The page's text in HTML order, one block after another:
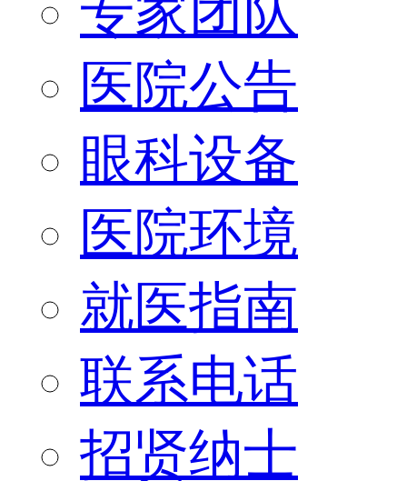
专家团队
医院公告
眼科设备
医院环境
就医指南
联系电话
招贤纳士